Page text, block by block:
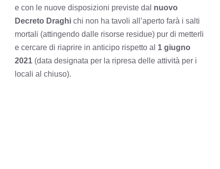
e con le nuove disposizioni previste dal nuovo
Decreto Draghi chi non ha tavoli all’aperto farà i salti
mortali (attingendo dalle risorse residue) pur di metterli
e cercare di riaprire in anticipo rispetto al 1 giugno
2021 (data designata per la ripresa delle attività per i
locali al chiuso).